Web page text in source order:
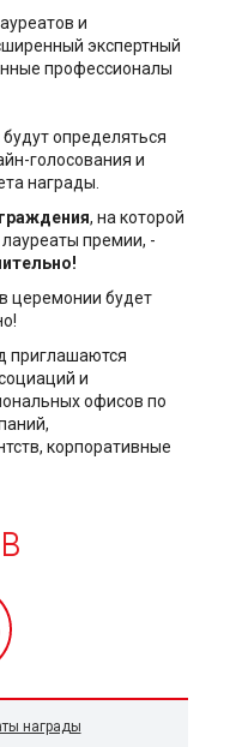
и
экспертный
профессионалы
определяться
голосования и
награды.
, на которой
премии, -
церемонии будет
приглашаются
и
офисов по
корпоративные
награды